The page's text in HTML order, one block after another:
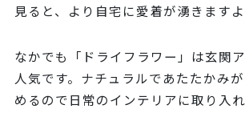
見ると、より自宅に愛着が湧きますよ
なかでも「ドライフラワー」は玄関
人気です。ナチュラルであたたかみ
めるので日常のインテリアに取り入れ